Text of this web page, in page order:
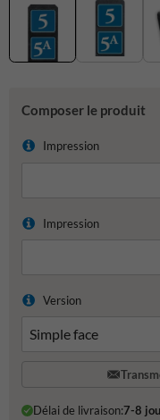
Composer le produit
Impression
Impression
Version
Délai de livraison:7-8